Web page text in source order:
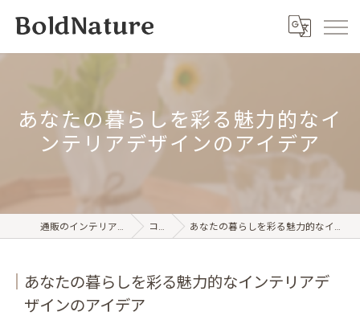
あなたの暮らしを彩る魅力的なイ
ンテリアデザインのアイデア
通販のインテリアならBold Nature コラム あなたの暮らしを彩る魅力的なインテリアデザインのアイデア
あなたの暮らしを彩る魅力的なインテリアデ
ザインのアイデア